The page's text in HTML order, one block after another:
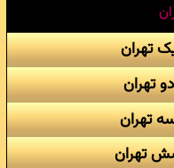
تهران
تهران
تهران
تهران